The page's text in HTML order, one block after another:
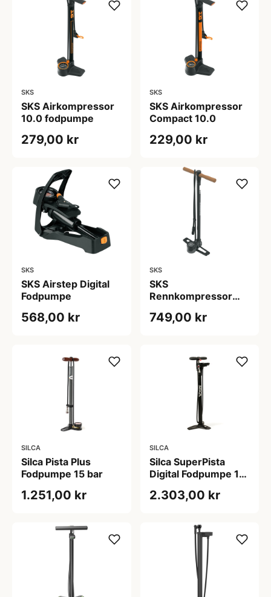
SKS
SKS Airkompressor
10.0 fodpumpe
279,00 kr
SKS
SKS Airkompressor
Compact 10.0
229,00 kr
SKS
SKS Airstep Digital
Fodpumpe
568,00 kr
SKS
SKS
Rennkompressor
Sort
749,00 kr
SILCA
Silca Pista Plus
Fodpumpe 15 bar
1.251,00 kr
SILCA
Silca SuperPista
Digital Fodpumpe 15
2.303,00 kr